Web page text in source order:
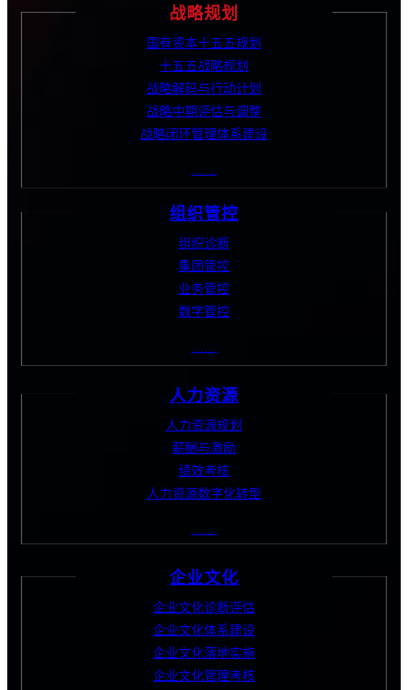
战略规划
国有资本十五五规划
十五五战略规划
战略解码与行动计划
战略中期评估与调整
战略闭环管理体系建设
组织管控
组织诊断
集团管控
业务管控
数字管控
人力资源
人力资源规划
薪酬与激励
绩效考核
人力资源数字化转型
企业文化
企业文化诊断评估
企业文化体系建设
企业文化落地实施
企业文化管理考核